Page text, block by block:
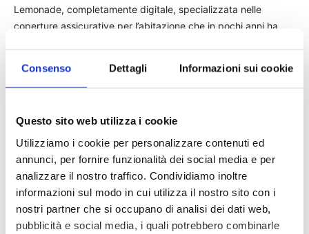
Consenso Dettagli Informazioni sui cookie
Questo sito web utilizza i cookie
Utilizziamo i cookie per personalizzare contenuti ed
annunci, per fornire funzionalità dei social media e per
analizzare il nostro traffico. Condividiamo inoltre
informazioni sul modo in cui utilizza il nostro sito con i
nostri partner che si occupano di analisi dei dati web,
pubblicità e social media, i quali potrebbero combinarle
Lemonade, completamente digitale, specializzata nelle
coperture assicurative per l’abitazione che in pochi anni ha
liquidazione immediata del sinistro e ha fatto da indice di
riferimento per il mercato. Anche noi dobbiamo investire sui
Lemonade ha esportato il suo modello in Germania o nei Paesi
Bassi e per l’anno prossimo ha puntato all’Italia. (riproduzione
riservata)
Fonte: